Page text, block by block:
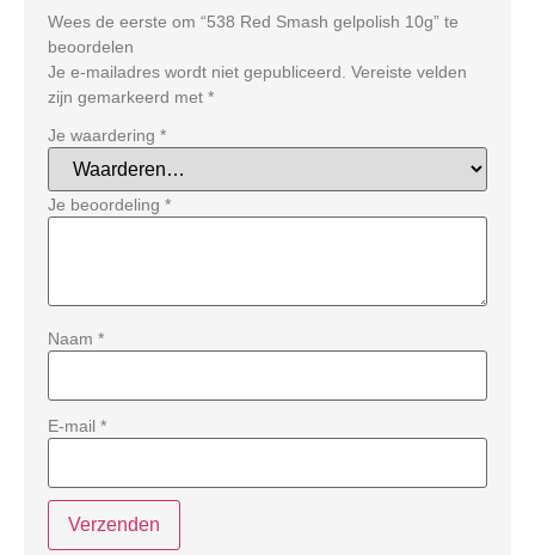
Wees de eerste om “538 Red Smash gelpolish 10g” te
beoordelen
Je e-mailadres wordt niet gepubliceerd. Vereiste velden
zijn gemarkeerd met *
Je waardering *
Je beoordeling *
Naam *
E-mail *